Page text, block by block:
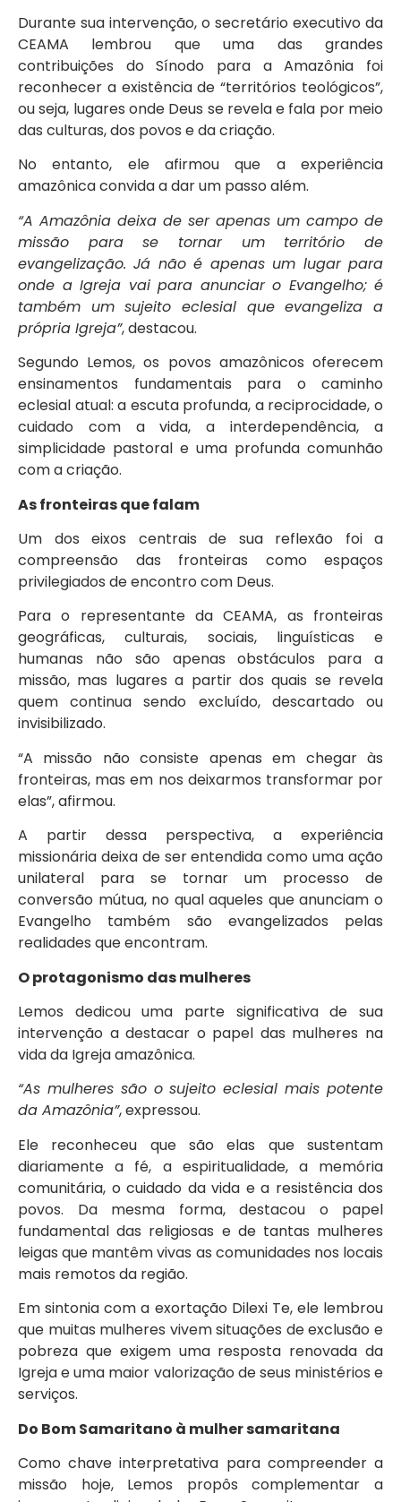
Durante sua intervenção, o secretário executivo da
CEAMA lembrou que uma das grandes
contribuições do Sínodo para a Amazônia foi
reconhecer a existência de “territórios teológicos”,
ou seja, lugares onde Deus se revela e fala por meio
das culturas, dos povos e da criação.
No entanto, ele afirmou que a experiência
amazônica convida a dar um passo além.
“A Amazônia deixa de ser apenas um campo de
missão para se tornar um território de
evangelização. Já não é apenas um lugar para
onde a Igreja vai para anunciar o Evangelho; é
também um sujeito eclesial que evangeliza a
própria Igreja”, destacou.
Segundo Lemos, os povos amazônicos oferecem
ensinamentos fundamentais para o caminho
eclesial atual: a escuta profunda, a reciprocidade, o
cuidado com a vida, a interdependência, a
simplicidade pastoral e uma profunda comunhão
com a criação.
As fronteiras que falam
Um dos eixos centrais de sua reflexão foi a
compreensão das fronteiras como espaços
privilegiados de encontro com Deus.
Para o representante da CEAMA, as fronteiras
geográficas, culturais, sociais, linguísticas e
humanas não são apenas obstáculos para a
missão, mas lugares a partir dos quais se revela
quem continua sendo excluído, descartado ou
invisibilizado.
“A missão não consiste apenas em chegar às
fronteiras, mas em nos deixarmos transformar por
elas”, afirmou.
A partir dessa perspectiva, a experiência
missionária deixa de ser entendida como uma ação
unilateral para se tornar um processo de
conversão mútua, no qual aqueles que anunciam o
Evangelho também são evangelizados pelas
realidades que encontram.
O protagonismo das mulheres
Lemos dedicou uma parte significativa de sua
intervenção a destacar o papel das mulheres na
vida da Igreja amazônica.
“As mulheres são o sujeito eclesial mais potente
da Amazônia”, expressou.
Ele reconheceu que são elas que sustentam
diariamente a fé, a espiritualidade, a memória
comunitária, o cuidado da vida e a resistência dos
povos. Da mesma forma, destacou o papel
fundamental das religiosas e de tantas mulheres
leigas que mantêm vivas as comunidades nos locais
mais remotos da região.
Em sintonia com a exortação Dilexi Te, ele lembrou
que muitas mulheres vivem situações de exclusão e
pobreza que exigem uma resposta renovada da
Igreja e uma maior valorização de seus ministérios e
serviços.
Do Bom Samaritano à mulher samaritana
Como chave interpretativa para compreender a
missão hoje, Lemos propôs complementar a